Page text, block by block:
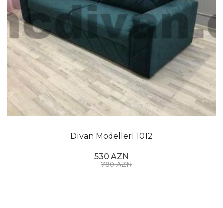
Divan Modelleri 1012
530 AZN
780 AZN